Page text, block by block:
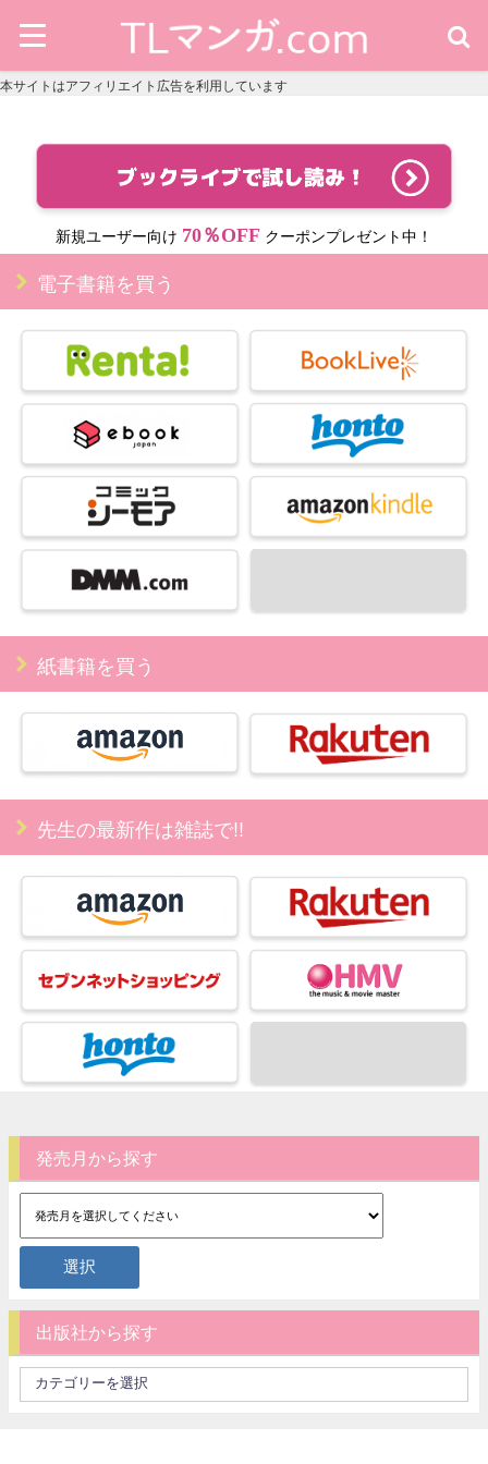
本サイトはアフィリエイト広告を利用しています
新規ユーザー向け 70％OFF クーポンプレゼント中！
電子書籍を買う
紙書籍を買う
先生の最新作は雑誌で!!
発売月から探す
出版社から探す